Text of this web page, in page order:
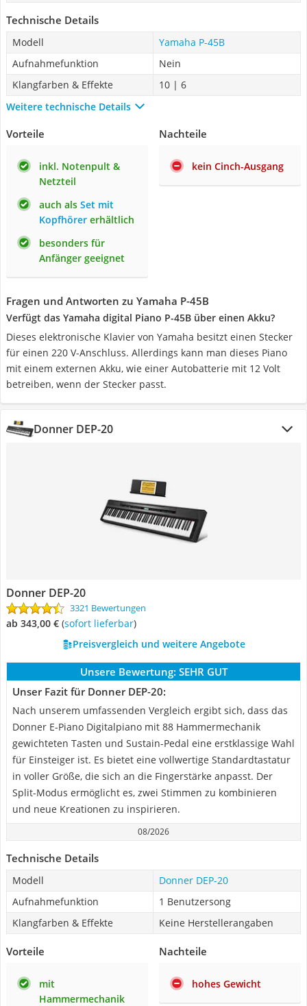
Technische Details
Modell
Yamaha P-45B
Aufnahmefunktion
Nein
Klangfarben & Effekte
10 | 6
Weitere technische Details
Vorteile
inkl. Notenpult &
Netzteil
auch als Set mit
Kopfhörer erhältlich
besonders für
Anfänger geeignet
Nachteile
kein Cinch-Ausgang
Fragen und Antworten zu Yamaha P-45B
Verfügt das Yamaha digital Piano P-45B über einen Akku?
Dieses elektronische Klavier von Yamaha besitzt einen Stecker
für einen 220 V-Anschluss. Allerdings kann man dieses Piano
mit einem externen Akku, wie einer Autobatterie mit 12 Volt
betreiben, wenn der Stecker passt.
Donner DEP-20
Donner DEP-20
3321 Bewertungen
ab 343,00 € ( Sofort lieferbar)
Preisvergleich und weitere Angebote
Unsere Bewertung: SEHR GUT
Unser Fazit für Donner DEP-20:
Nach unserem umfassenden Vergleich ergibt sich, dass das
Donner E-Piano Digitalpiano mit 88 Hammermechanik
gewichteten Tasten und Sustain-Pedal eine erstklassige Wahl
für Einsteiger ist. Es bietet eine vollwertige Standardtastatur
in voller Größe, die sich an die Fingerstärke anpasst. Der
Split-Modus ermöglicht es, zwei Stimmen zu kombinieren
und neue Kreationen zu inspirieren.
08/2026
Technische Details
Modell
Donner DEP-20
Aufnahmefunktion
1 Benutzersong
Klangfarben & Effekte
Keine Herstellerangaben
Vorteile
mit
Hammermechanik
Nachteile
hohes Gewicht